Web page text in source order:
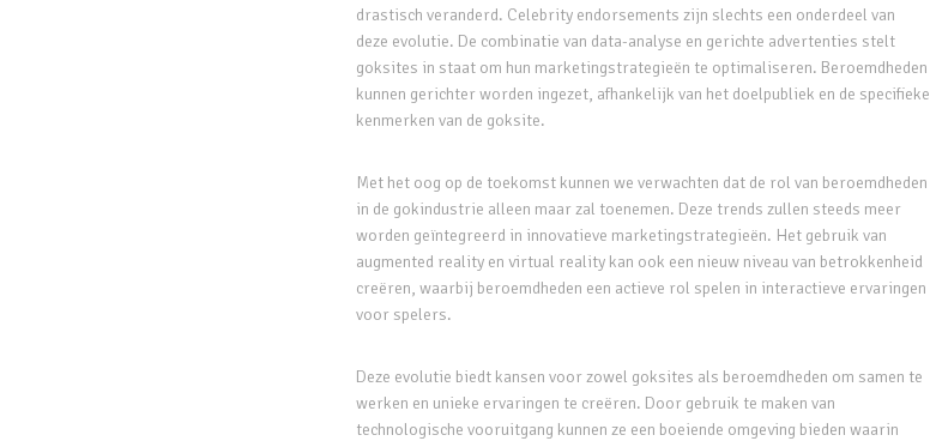
drastisch veranderd. Celebrity endorsements zijn slechts een onderdeel van
deze evolutie. De combinatie van data-analyse en gerichte advertenties stelt
goksites in staat om hun marketingstrategieën te optimaliseren. Beroemdheden
kunnen gerichter worden ingezet, afhankelijk van het doelpubliek en de specifieke
kenmerken van de goksite.
Met het oog op de toekomst kunnen we verwachten dat de rol van beroemdheden
in de gokindustrie alleen maar zal toenemen. Deze trends zullen steeds meer
worden geïntegreerd in innovatieve marketingstrategieën. Het gebruik van
augmented reality en virtual reality kan ook een nieuw niveau van betrokkenheid
creëren, waarbij beroemdheden een actieve rol spelen in interactieve ervaringen
voor spelers.
Deze evolutie biedt kansen voor zowel goksites als beroemdheden om samen te
werken en unieke ervaringen te creëren. Door gebruik te maken van
technologische vooruitgang kunnen ze een boeiende omgeving bieden waarin